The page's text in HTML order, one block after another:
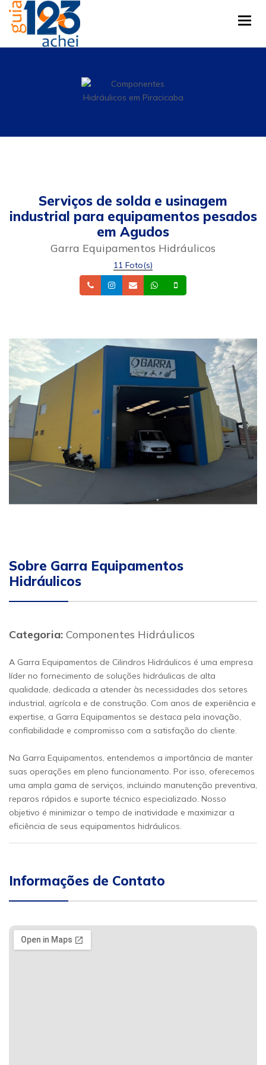
Serviços de solda e usinagem
industrial para equipamentos pesados
em Agudos
Garra Equipamentos Hidráulicos
11 Foto(s)
TelefoneInstagram
Email Whatsapp
Sobre Garra Equipamentos
Hidráulicos
Categoria: Componentes Hidráulicos
A Garra Equipamentos de Cilindros Hidráulicos é uma empresa
líder no fornecimento de soluções hidráulicas de alta
qualidade, dedicada a atender às necessidades dos setores
industrial, agrícola e de construção. Com anos de experiência e
expertise, a Garra Equipamentos se destaca pela inovação,
confiabilidade e compromisso com a satisfação do cliente.
Na Garra Equipamentos, entendemos a importância de manter
suas operações em pleno funcionamento. Por isso, oferecemos
uma ampla gama de serviços, incluindo manutenção preventiva,
reparos rápidos e suporte técnico especializado. Nosso
objetivo é minimizar o tempo de inatividade e maximizar a
eficiência de seus equipamentos hidráulicos.
Informações de Contato